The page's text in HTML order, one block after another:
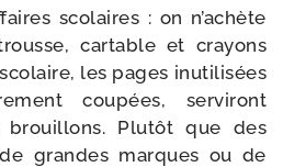
sco­laires : on n’achète
car­table et crayons
sco­laire, les pages inuti­li­sées
cou­pées, ser­vi­ront
brouillons. Plutôt que des
grandes marques ou de